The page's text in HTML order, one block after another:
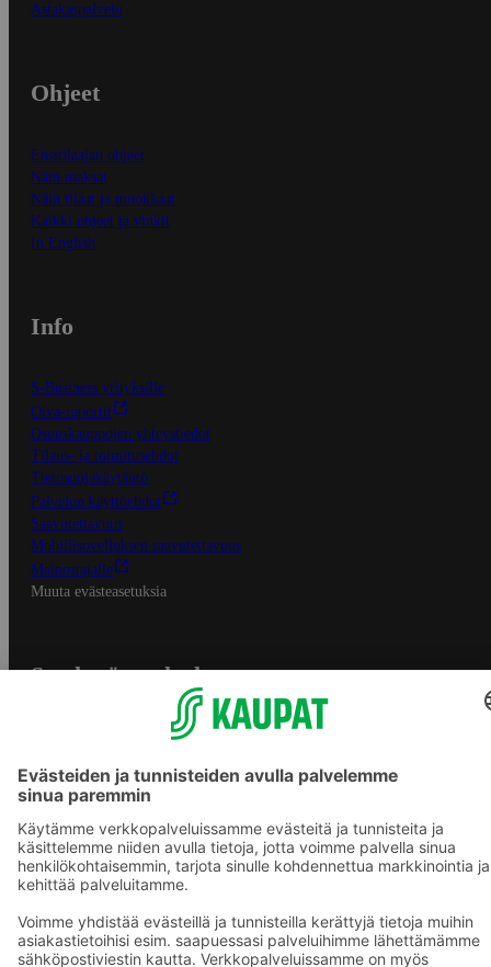
Asiakaspalvelu
Ohjeet
Ensitilaajan ohjeet
Näin maksat
Näin tilaat ja muokkaat
Kaikki ohjeet ja vinkit
In English
Info
S-Business yrityksille
Oiva-raportit
Osuuskauppojen yhteystiedot
Tilaus- ja toimitusehdot
Tietosuojakäytäntö
Palvelun käyttöehdot
Saavutettavuus
Mobiilisovelluksen saavutettavuus
Mainostajalle
Muuta evästeasetuksia
S-ryhmän palvelut
Yhteishyvä Ruoka -sovellus
S-ostoslista -sovellus
Prisma.fi
Sokos.fi
S-Pankki
Sokos Hotels
Raflaamo